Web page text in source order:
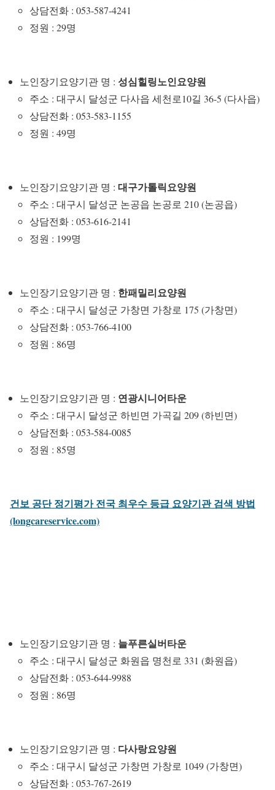
상담전화 : 053-587-4241
정원 : 29명
노인장기요양기관 명 : 성심힐링노인요양원
주소 : 대구시 달성군 다사읍 세천로10길 36-5 (다사읍)
상담전화 : 053-583-1155
정원 : 49명
노인장기요양기관 명 : 대구가톨릭요양원
주소 : 대구시 달성군 논공읍 논공로 210 (논공읍)
상담전화 : 053-616-2141
정원 : 199명
노인장기요양기관 명 : 한패밀리요양원
주소 : 대구시 달성군 가창면 가창로 175 (가창면)
상담전화 : 053-766-4100
정원 : 86명
노인장기요양기관 명 : 연광시니어타운
주소 : 대구시 달성군 하빈면 가곡길 209 (하빈면)
상담전화 : 053-584-0085
정원 : 85명
건보 공단 정기평가 전국 최우수 등급 요양기관 검색 방법
(longcareservice.com)
노인장기요양기관 명 : 늘푸른실버타운
주소 : 대구시 달성군 화원읍 명천로 331 (화원읍)
상담전화 : 053-644-9988
정원 : 86명
노인장기요양기관 명 : 다사랑요양원
주소 : 대구시 달성군 가창면 가창로 1049 (가창면)
상담전화 : 053-767-2619